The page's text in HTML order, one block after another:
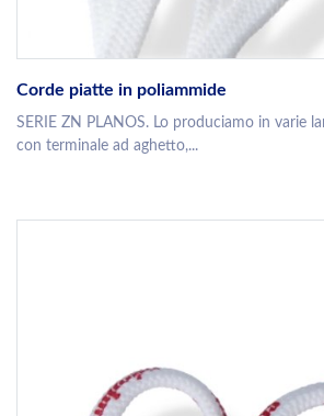
Corde piatte in poliammide
SERIE ZN PLANOS. Lo produciamo in varie
con terminale ad aghetto,...